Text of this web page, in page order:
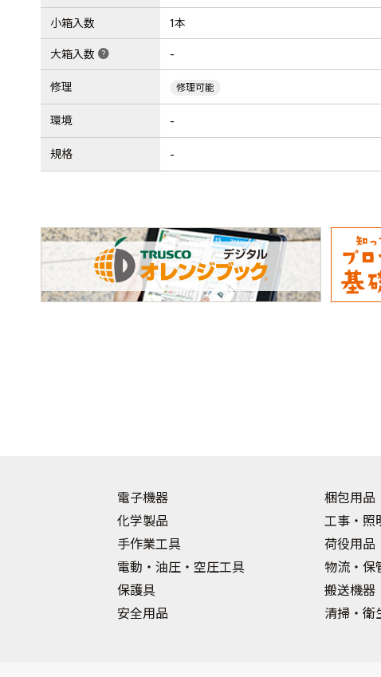
小箱入数 1本
大箱入数 help -
修理 修理可能
環境 -
規格 -
電子機器
化学製品
手作業工具
電動・油圧・空圧工具
保護具
安全用品
梱包用品
工事・照
荷役用品
物流・保
搬送機器
清掃・衛